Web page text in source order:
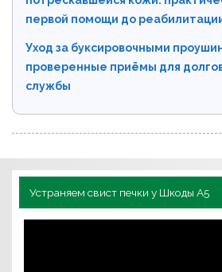
первой помощи до
Уход за буксировочными
проверенные приёмы для
службы
Устраняем свист печки у Шкоды А5